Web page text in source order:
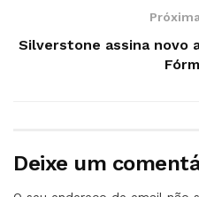
Silverstone assina novo
Deixe um